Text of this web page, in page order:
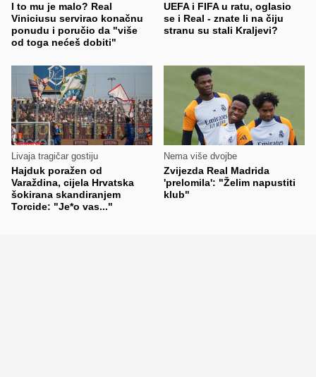
I to mu je malo? Real
Viniciusu servirao konačnu
ponudu i poručio da "više
od toga nećeš dobiti"
UEFA i FIFA u ratu, oglasio
se i Real - znate li na čiju
stranu su stali Kraljevi?
Livaja tragičar gostiju
Hajduk poražen od
Varaždina, cijela Hrvatska
šokirana skandiranjem
Torcide: "Je*o vas..."
Nema više dvojbe
Zvijezda Real Madrida
'prelomila': "Želim napustiti
klub"